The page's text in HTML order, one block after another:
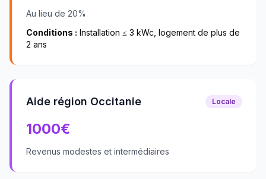
Au lieu de 20%
Conditions : Installation ≤ 3 kWc, logement de plus de
2 ans
Aide région Occitanie Locale
1000€
Revenus modestes et intermédiaires